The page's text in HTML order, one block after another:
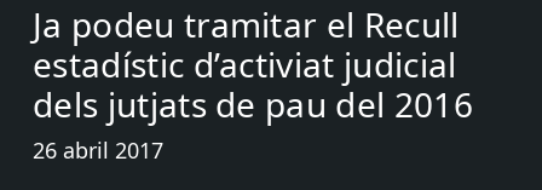
Ja podeu tramitar el Recull
estadístic d’activiat judicial
dels jutjats de pau del 2016
26 abril 2017